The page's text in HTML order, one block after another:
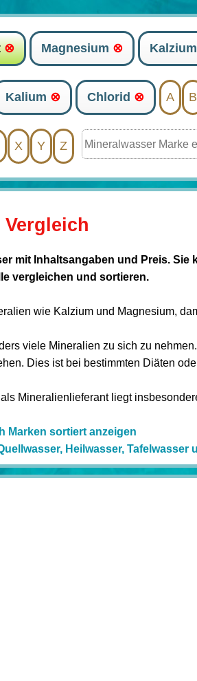
⊗ Magnesium ⊗ Kalzium
Kalium ⊗ Chlorid ⊗ A B
X Y Z
mit Inhaltsangaben und Preis.
vergleichen und sortieren.
wie Kalzium und Magnesium,
viele Mineralien zu sich zu
Dies ist bei bestimmten Diäten
Mineralienlieferant liegt
Marken sortiert anzeigen
Heilwasser, Tafelwasser